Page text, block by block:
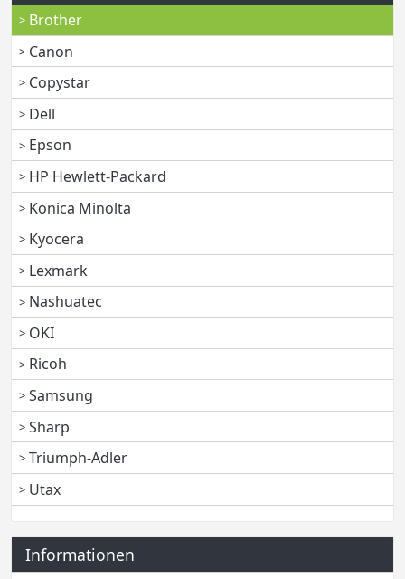
Brother
Canon
Copystar
Dell
Epson
HP Hewlett-Packard
Konica Minolta
Kyocera
Lexmark
Nashuatec
OKI
Ricoh
Samsung
Sharp
Triumph-Adler
Utax
Informationen